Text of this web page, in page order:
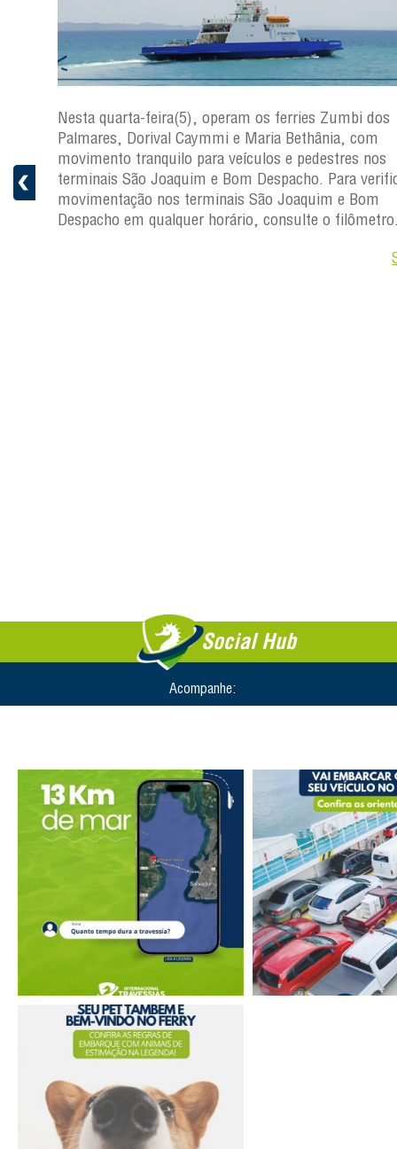
a
Nesta quarta-feira(5), operam os ferries Zumbi dos
Palmares, Dorival Caymmi e Maria Bethânia, com
movimento tranquilo para veículos e pedestres nos
terminais São Joaquim e Bom Despacho. Para
movimentação nos terminais São Joaquim e Bom
Despacho em qualquer horário, consulte o
Social Hub
Acompanhe: